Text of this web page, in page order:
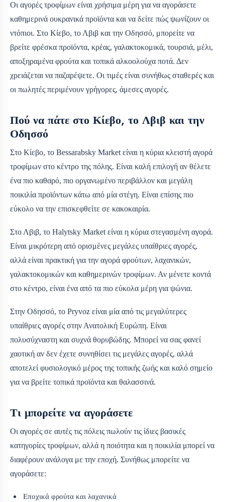
Οι αγορές τροφίμων είναι χρήσιμα μέρη για να αγοράσετε
καθημερινά ουκρανικά προϊόντα και να δείτε πώς ψωνίζουν οι
ντόπιοι. Στο Κίεβο, το Λβιβ και την Οδησσό, μπορείτε να
βρείτε φρέσκα προϊόντα, κρέας, γαλακτοκομικά, τουρσιά, μέλι,
αποξηραμένα φρούτα και τοπικά αλκοολούχα ποτά. Δεν
χρειάζεται να παζαρέψετε. Οι τιμές είναι συνήθως σταθερές και
οι πωλητές περιμένουν γρήγορες, άμεσες αγορές.
Πού να πάτε στο Κίεβο, το Λβιβ και την
Οδησσό
Στο Κίεβο, το Bessarabsky Market είναι η κύρια κλειστή αγορά
τροφίμων στο κέντρο της πόλης. Είναι καλή επιλογή αν θέλετε
ένα πιο καθαρό, πιο οργανωμένο περιβάλλον και μεγάλη
ποικιλία προϊόντων κάτω από μία στέγη. Είναι επίσης πιο
εύκολο να την επισκεφθείτε σε κακοκαιρία.
Στο Λβιβ, το Halytsky Market είναι η κύρια στεγασμένη αγορά.
Είναι μικρότερη από ορισμένες μεγάλες υπαίθριες αγορές,
αλλά είναι πρακτική για την αγορά φρούτων, λαχανικών,
γαλακτοκομικών και καθημερινών τροφίμων. Αν μένετε κοντά
στο κέντρο, είναι ένα από τα πιο εύκολα μέρη για ψώνια.
Στην Οδησσό, το Pryvoz είναι μία από τις μεγαλύτερες
υπαίθριες αγορές στην Ανατολική Ευρώπη. Είναι
πολυσύχναστη και συχνά θορυβώδης. Μπορεί να σας φανεί
χαοτική αν δεν έχετε συνηθίσει τις μεγάλες αγορές, αλλά
αποτελεί φυσιολογικό μέρος της τοπικής ζωής και καλό σημείο
για να βρείτε τοπικά προϊόντα και θαλασσινά.
Τι μπορείτε να αγοράσετε
Οι αγορές σε αυτές τις πόλεις πωλούν τις ίδιες βασικές
κατηγορίες τροφίμων, αλλά η ποιότητα και η ποικιλία μπορεί να
διαφέρουν ανάλογα με την εποχή. Συνήθως μπορείτε να
αγοράσετε:
Εποχικά φρούτα και λαχανικά